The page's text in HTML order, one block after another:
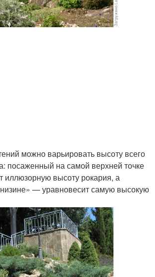
можно варьировать высоту всего
посаженный на самой верхней точке
иллюзорную высоту рокария, а
— уравновесит самую высокую